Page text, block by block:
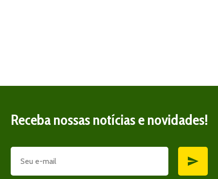
Receba nossas notícias e novidades!